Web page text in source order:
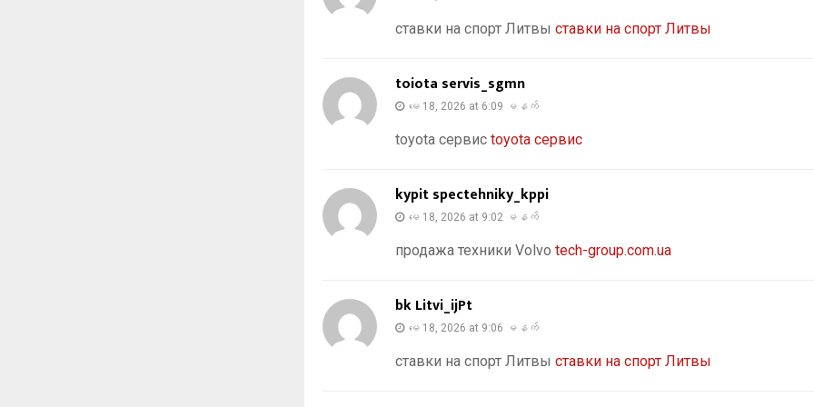
ставки на спорт Литвы ставки на спорт Литвы
toiota servis_sgmn
မေ 18, 2026 at 6:09 မနက်
toyota сервис toyota сервис
kypit spectehniky_kppi
မေ 18, 2026 at 9:02 မနက်
продажа техники Volvo tech-group.com.ua
bk Litvi_ijPt
မေ 18, 2026 at 9:06 မနက်
ставки на спорт Литвы ставки на спорт Литвы